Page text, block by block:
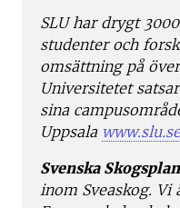
SLU har drygt
studenter och
omsättning på
Universitetet
sina
Uppsala www.slu.se
Svenska
inom Sveaskog. Vi